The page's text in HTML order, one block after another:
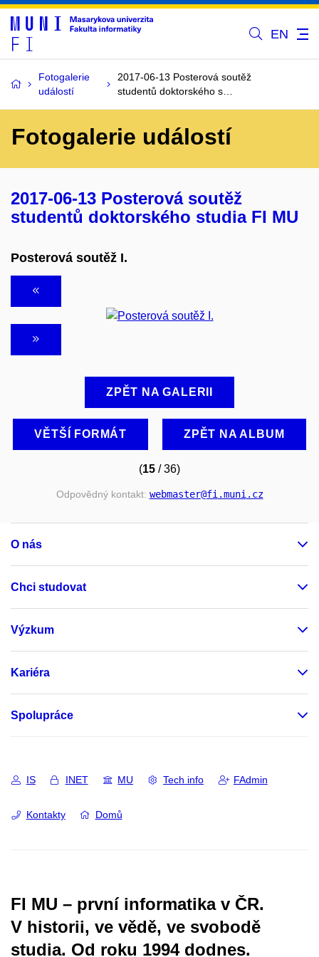
EN
Fotogalerie
událostí
2017-06-13 Posterová soutěž
studentů doktorského s…
Fotogalerie událostí
2017-06-13 Posterová soutěž
studentů doktorského studia FI MU
Posterová soutěž I.
ZPĚT NA GALERII
VĚTŠÍ FORMÁT ZPĚT NA ALBUM
(15 / 36)
Odpovědný kontakt: webmaster@fi.muni.cz
O nás
Chci studovat
Výzkum
Kariéra
Spolupráce
IS INET MU Tech info FAdmin
Kontakty Domů
FI MU – první informatika v ČR.
V historii, ve vědě, ve svobodě
studia. Od roku 1994 dodnes.